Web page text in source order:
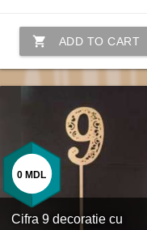
shopping_cart ADD TO CART
Cifra 9 decoratie cu
0 MDL